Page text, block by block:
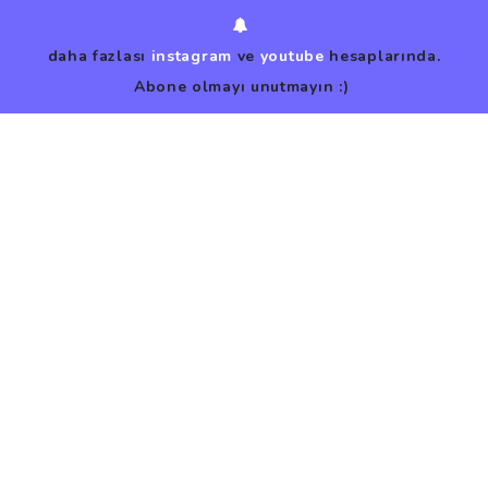
daha fazlası instagram ve youtube hesaplarında.
Abone olmayı unutmayın :)